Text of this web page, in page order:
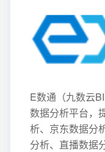
E数通（九数云
数据分析平台，
析、京东数据分
分析、直播数据